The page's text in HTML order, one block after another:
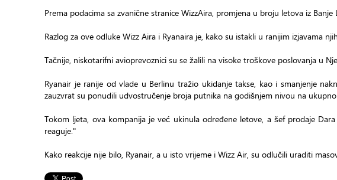
Prema podacima sa zvanične stranice WizzAira, promjena u broju letova iz
Razlog za ove odluke Wizz Aira i Ryanaira je, kako su istakli u ranijim izjavama
Tačnije, niskotarifni avioprevoznici su se žalili na visoke troškove poslovanja u
Ryanair je ranije od vlade u Berlinu tražio ukidanje takse, kao i smanjenje
zauzvrat su ponudili udvostručenje broja putnika na godišnjem nivou na
Tokom ljeta, ova kompanija je već ukinula određene letove, a šef prodaje
reaguje."
Kako reakcije nije bilo, Ryanair, a u isto vrijeme i Wizz Air, su odlučili uraditi